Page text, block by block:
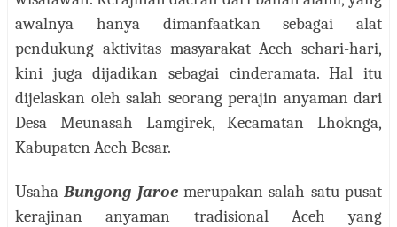
awalnya hanya dimanfaatkan sebagai alat
pendukung aktivitas masyarakat Aceh sehari-hari,
kini juga dijadikan sebagai cinderamata. Hal itu
dijelaskan oleh salah seorang perajin anyaman dari
Desa Meunasah Lamgirek, Kecamatan Lhoknga,
Kabupaten Aceh Besar.
UsahaBungong Jaroemerupakan salah satu pusat
kerajinan anyaman tradisional Aceh yang